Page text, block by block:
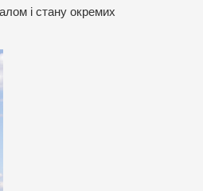
і стану окремих